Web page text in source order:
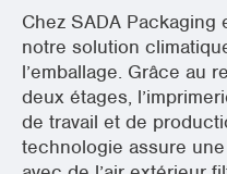
Chez SADA Packaging
notre solution
l’emballage. Grâce au
deux étages,
de travail et de
technologie assure